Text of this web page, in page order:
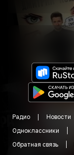
Радио Новости
Одноклассники
Обратная связь